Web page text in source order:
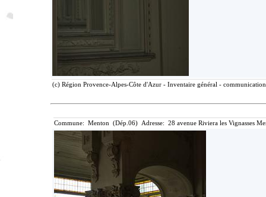
(c) Région Provence-Alpes-Côte d'Azur - Inventaire général -
Commune: Menton (Dép.06) Adresse: 28 avenue Riviera les Vignasses